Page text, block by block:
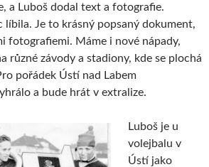
a Luboš dodal text a fotografie.
líbila. Je to krásný popsaný dokument,
fotografiemi. Máme i nové nápady,
různé závody a stadiony, kde se plochá
pořádek Ústí nad Labem
a bude hrát v extralize.
Luboš je u
volejbalu v
Ústí jako